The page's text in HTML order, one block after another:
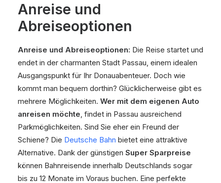
Anreise und
Abreiseoptionen
Anreise und Abreiseoptionen: Die Reise startet und
endet in der charmanten Stadt Passau, einem idealen
Ausgangspunkt für Ihr Donauabenteuer. Doch wie
kommt man bequem dorthin? Glücklicherweise gibt es
mehrere Möglichkeiten. Wer mit dem eigenen Auto
anreisen möchte, findet in Passau ausreichend
Parkmöglichkeiten. Sind Sie eher ein Freund der
Schiene? Die Deutsche Bahn bietet eine attraktive
Alternative. Dank der günstigen Super Sparpreise
können Bahnreisende innerhalb Deutschlands sogar
bis zu 12 Monate im Voraus buchen. Eine perfekte